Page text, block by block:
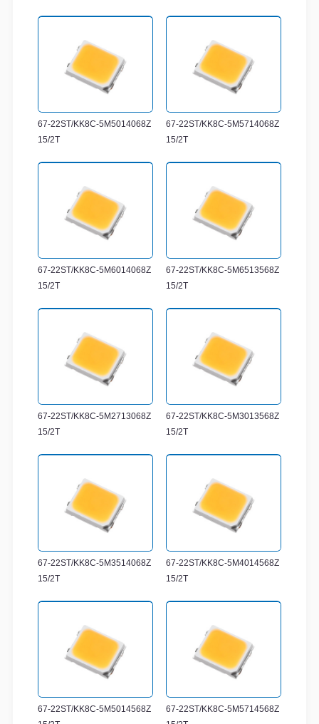
67-22ST/KK8C-5M5014068Z
15/2T
67-22ST/KK8C-5M5714068Z
15/2T
67-22ST/KK8C-5M6014068Z
15/2T
67-22ST/KK8C-5M6513568Z
15/2T
67-22ST/KK8C-5M2713068Z
15/2T
67-22ST/KK8C-5M3013568Z
15/2T
67-22ST/KK8C-5M3514068Z
15/2T
67-22ST/KK8C-5M4014568Z
15/2T
67-22ST/KK8C-5M5014568Z
67-22ST/KK8C-5M5714568Z